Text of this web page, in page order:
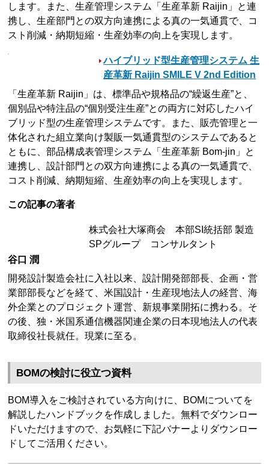
します。また、生産管理システム「生産革新 Raijin」と連
携し、生産部門との双方向連携による真の一気通貫で、コ
スト削減・納期短縮・生産効率の向上を実現します。
ハイブリッド型生産管理システム 生
産革新 Raijin SMILE V 2nd Edition
「生産革新 Raijin」は、標準品や規格品の“繰返生産”と、
個別品や特注品の“個別受注生産”との両方に対応したハイ
ブリッド型の生産管理システムです。また、販売管理と一
体化された組立業向け製販一気通貫型のシステムであると
ともに、部品構成表管理システム「生産革新 Bom-jin」と
連携し、設計部門との双方向連携による真の一気通貫で、
コスト削減、納期短縮、生産効率の向上を実現します。
この記事の著者
株式会社大塚商会 本部SI統括部 製造
SPグループ コンサルタント
谷口 潤
開発設計製造会社に入社以来、設計開発部部長、企画・営
業部部長などを経て、米国設計・生産現地法人の経営、海
外企業とのプロジェクト運営、新規事業開拓に携わる。そ
の後、独・米国系通信機器関連企業の日本現地法人の代表
取締役社長就任。現業に至る。
BOMの検討に役立つ資料
BOM導入をご検討されている方向けに、BOMについてを
解説したハンドブックを作成しました。無料でダウンロー
ドいただけますので、お気軽に下記バナーよりダウンロー
ドしてご活用ください。